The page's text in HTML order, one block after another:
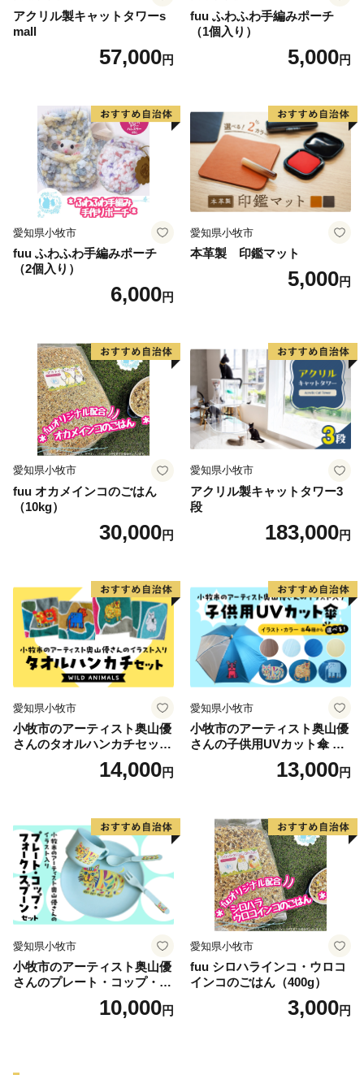
アクリル製キャットタワーs
mall
57,000円
fuu ふわふわ手編みポーチ
（1個入り）
5,000円
愛知県小牧市
fuu ふわふわ手編みポーチ
（2個入り）
6,000円
愛知県小牧市
本革製 印鑑マット
5,000円
愛知県小牧市
fuu オカメインコのごはん
（10kg）
30,000円
愛知県小牧市
アクリル製キャットタワー3
段
183,000円
愛知県小牧市
小牧市のアーティスト奥山優
さんのタオルハンカチセット
WILD ANIMALS 小牧市制70
14,000円
愛知県小牧市
小牧市のアーティスト奥山優
さんの子供用UVカット傘 小
牧市制70周年記念13,000円
愛知県小牧市
小牧市のアーティスト奥山優
さんのプレート・コップ・フ
ォーク・スプーン セット 小
牧市制70周年記念10,000円
愛知県小牧市
fuu シロハラインコ・ウロコ
インコのごはん（400g）
3,000円